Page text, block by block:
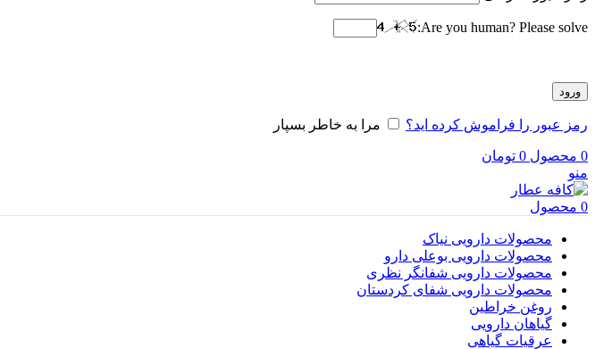
Are you human? Please solve:
ورود
رمز عبور را فراموش کرده اید؟ مرا به خاطر بسپار
0 محصول 0 تومان
منو
0 محصول
محصولات دارویی نیاک
محصولات دارویی بوعلی دارو
محصولات دارویی شفانگر نظری
محصولات دارویی شفای کردستان
روغن خراطین
گیاهان دارویی
عرقیات گیاهی